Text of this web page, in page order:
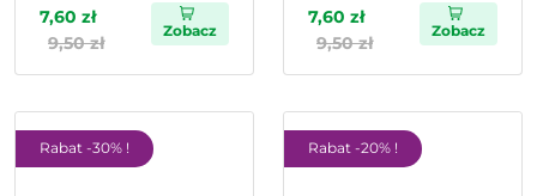
7,60 zł
9,50 zł
Zobacz
7,60 zł
9,50 zł
Zobacz
Rabat -30% ! Rabat -20% !